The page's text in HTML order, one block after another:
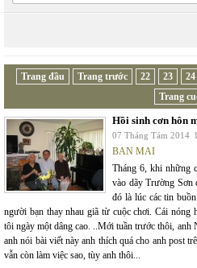
Trang đầu Trang trước 22 23 24
Trang
Hồi sinh cơn hôn
07 Tháng Tám 2014
BAN MAI
Tháng 6, khi những
vào dãy Trường Sơn
đó là lúc các tin
người bạn thay nhau giã từ cuộc chơi. Cái nóng
tôi ngày một dâng cao. ..Mới tuần trước thôi, anh
anh nói bài viết này anh thích quá cho anh post
vẫn còn làm việc sao, tùy anh thôi...